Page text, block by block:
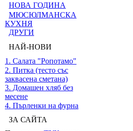
НОВА ГОДИНА
МЮСЮЛМАНСКА
КУХНЯ
ДРУГИ
НАЙ-НОВИ
1. Салата "Ропотамо"
2. Питка (тесто със
заквасена сметана)
3. Домашен хляб без
месене
4. Пърленки на фурна
ЗА САЙТА